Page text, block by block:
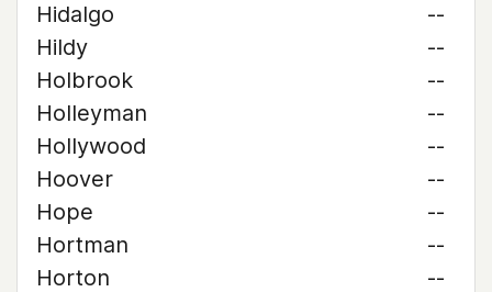
Hidalgo
--
Hildy
--
Holbrook
--
Holleyman
--
Hollywood
--
Hoover
--
Hope
--
Hortman
--
Horton
--